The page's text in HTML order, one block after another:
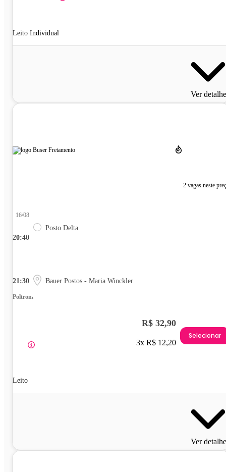
Leito Individual
Ver
2 vagas neste
20:40
16/08
Posto Delta
21:30 Bauer Postos - Maria Winckler
Poltrona
Leito
R$ 32,90
3x R$ 12,20
Selecionar
Ver